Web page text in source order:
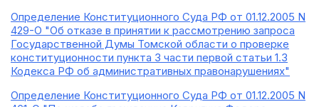
Определение Конституционного Суда РФ от 01.12.2005 N
429-О "Об отказе в принятии к рассмотрению запроса
Государственной Думы Томской области о проверке
конституционности пункта 3 части первой статьи 1.3
Кодекса РФ об административных правонарушениях"
Определение Конституционного Суда РФ от 01.12.2005 N